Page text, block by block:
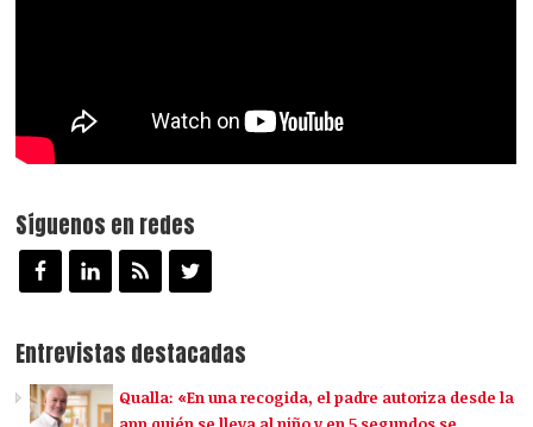
Síguenos en redes
Entrevistas destacadas
Qualla: «En una recogida, el padre autoriza desde la